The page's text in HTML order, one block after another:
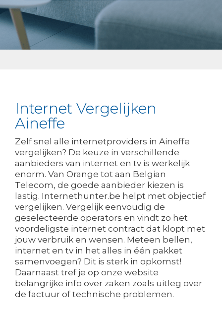
Internet Vergelijken
Aineffe
Zelf snel alle internetproviders in Aineffe
vergelijken? De keuze in verschillende
aanbieders van internet en tv is werkelijk
enorm. Van Orange tot aan Belgian
Telecom, de goede aanbieder kiezen is
lastig. Internethunter.be helpt met objectief
vergelijken. Vergelijk eenvoudig de
geselecteerde operators en vindt zo het
voordeligste internet contract dat klopt met
jouw verbruik en wensen. Meteen bellen,
internet en tv in het alles in één pakket
samenvoegen? Dit is sterk in opkomst!
Daarnaast tref je op onze website
belangrijke info over zaken zoals uitleg over
de factuur of technische problemen.